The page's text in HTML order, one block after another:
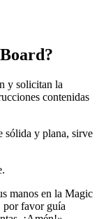
y solicitan la
contenidas
sólida y plana, sirve
manos en la Magic
por favor guía